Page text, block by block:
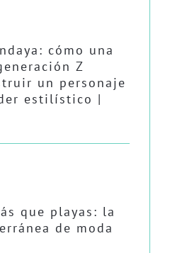
cómo una
Z
un personaje
estilístico |
que playas: la
de moda